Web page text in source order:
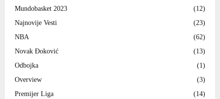
Mundobasket 2023
(12)
Najnovije Vesti
(23)
NBA
(62)
Novak Đoković
(13)
Odbojka
(1)
Overview
(3)
Premijer Liga
(14)